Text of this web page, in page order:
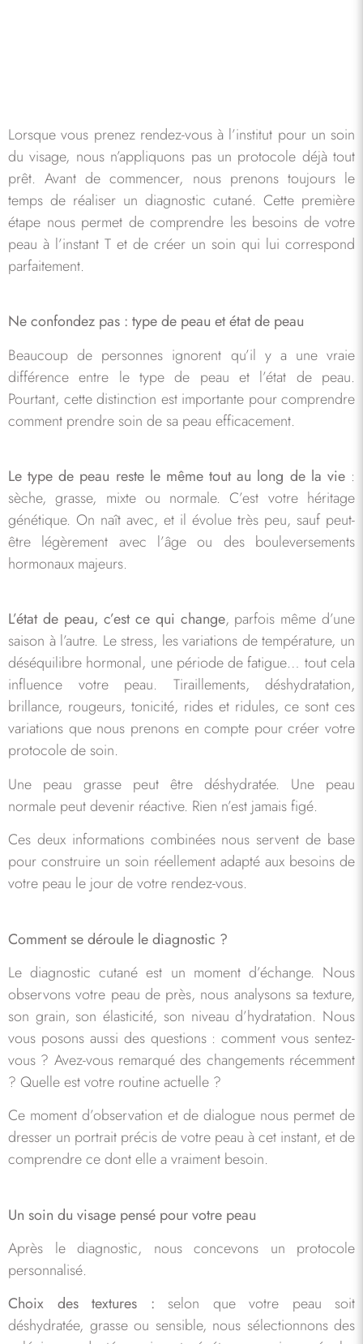
Lorsque vous prenez rendez-vous à l’institut pour un soin
du visage, nous n’appliquons pas un protocole déjà tout
prêt. Avant de commencer, nous prenons toujours le
temps de réaliser un diagnostic cutané. Cette première
étape nous permet de comprendre les besoins de votre
peau à l’instant T et de créer un soin qui lui correspond
parfaitement.
Ne confondez pas : type de peau et état de peau
Beaucoup de personnes ignorent qu’il y a une vraie
différence entre le type de peau et l’état de peau.
Pourtant, cette distinction est importante pour comprendre
comment prendre soin de sa peau efficacement.
Le type de peau reste le même tout au long de la vie:
sèche, grasse, mixte ou normale. C’est votre héritage
génétique. On naît avec, et il évolue très peu, sauf peut-
être légèrement avec l’âge ou des bouleversements
hormonaux majeurs.
L’état de peau, c’est ce qui change, parfois même d’une
saison à l’autre. Le stress, les variations de température, un
déséquilibre hormonal, une période de fatigue… tout cela
influence votre peau. Tiraillements, déshydratation,
brillance, rougeurs, tonicité, rides et ridules, ce sont ces
variations que nous prenons en compte pour créer votre
protocole de soin.
Une peau grasse peut être déshydratée. Une peau
normale peut devenir réactive. Rien n’est jamais figé.
Ces deux informations combinées nous servent de base
pour construire un soin réellement adapté aux besoins de
votre peau le jour de votre rendez-vous.
Comment se déroule le diagnostic ?
Le diagnostic cutané est un moment d’échange. Nous
observons votre peau de près, nous analysons sa texture,
son grain, son élasticité, son niveau d’hydratation. Nous
vous posons aussi des questions : comment vous sentez-
vous ? Avez-vous remarqué des changements récemment
? Quelle est votre routine actuelle ?
Ce moment d’observation et de dialogue nous permet de
dresser un portrait précis de votre peau à cet instant, et de
comprendre ce dont elle a vraiment besoin.
Un soin du visage pensé pour votre peau
Après le diagnostic, nous concevons un protocole
personnalisé.
Choix des textures : selon que votre peau soit
déshydratée, grasse ou sensible, nous sélectionnons des